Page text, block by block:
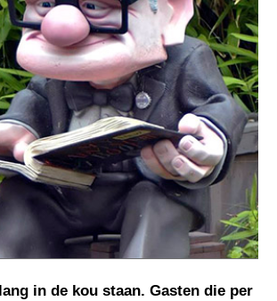
in de kou staan. Gasten die per